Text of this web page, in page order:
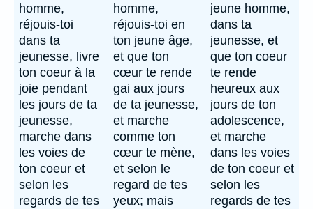
homme,
réjouis-toi
dans ta
jeunesse, livre
ton coeur à la
joie pendant
les jours de ta
jeunesse,
marche dans
les voies de
ton coeur et
selon les
regards de tes
homme,
réjouis-toi en
ton jeune âge,
et que ton
cœur te rende
gai aux jours
de ta jeunesse,
et marche
comme ton
cœur te mène,
et selon le
regard de tes
yeux; mais
jeune homme,
dans ta
jeunesse, et
que ton coeur
te rende
heureux aux
jours de ton
adolescence,
et marche
dans les voies
de ton coeur et
selon les
regards de tes